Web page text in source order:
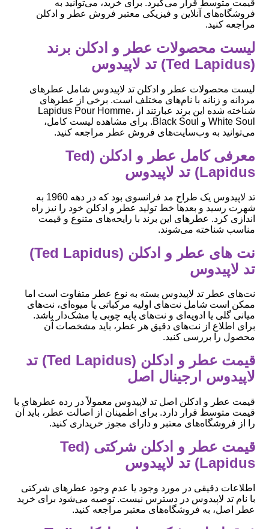
قیمت متوسط قرار می‌گیرد. برای خرید، می‌توانید به
فروشگاه‌های آنلاین و فیزیکی معتبر فروش عطر و ادکلن
مراجعه کنید.
لیست محصولات عطر و ادکلن برند
(Ted Lapidus) تد لاپیدوس
لیست محصولات عطر و ادکلن تد لاپیدوس شامل عطرهای
مردانه و زنانه با نام‌های مختلف است. برخی از عطرهای
شناخته شده این برند عبارتند از Lapidus Pour Homme،
White Soul و Black Soul. برای مشاهده لیست کامل،
می‌توانید به وب‌سایت‌های فروش عطر مراجعه کنید.
معرفی کامل عطر و ادکلن (Ted
Lapidus) تد لاپیدوس
تد لاپیدوس یک طراح مد فرانسوی بود که در دهه 1960 به
شهرت رسید و بعدها خط تولید عطر و ادکلن خود را نیز راه
اندازی کرد. عطرهای این برند با رایحه‌های متنوع و قیمت
مناسب شناخته می‌شوند.
نت های عطر و ادکلن (Ted Lapidus)
تد لاپیدوس
نت‌های عطر تد لاپیدوس بسته به نوع عطر متفاوت است اما
ممکن است شامل نت‌های اولیه مرکباتی یا میوه‌ای، نت‌های
میانی گلی یا ادویه‌ای و نت‌های پایه چوبی یا مشک‌دار باشد.
برای اطلاع از نت‌های دقیق هر عطر، باید مشخصات آن
محصول را بررسی کنید.
قیمت عطر و ادکلن (Ted Lapidus) تد
لاپیدوس ارجینال اصل
قیمت عطر و ادکلن اصل تد لاپیدوس معمولاً در رده عطرهای با
قیمت متوسط قرار دارد. برای اطمینان از اصالت عطر، باید آن
را از فروشگاه‌های معتبر و دارای مجوز خریداری کنید.
قیمت عطر و ادکلن شرکتی (Ted
Lapidus) تد لاپیدوس
اطلاعات دقیقی در مورد وجود یا عدم وجود عطرهای شرکتی
با نام تد لاپیدوس در دسترس نیست. توصیه می‌شود برای خرید
عطر اصل، به فروشگاه‌های معتبر مراجعه کنید.